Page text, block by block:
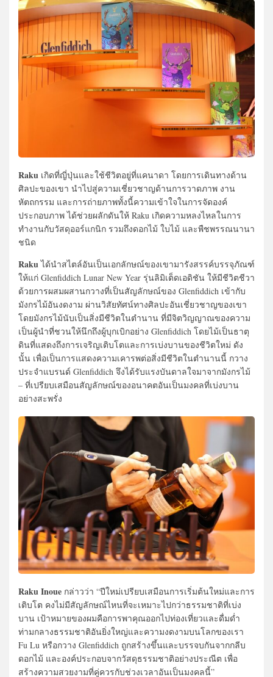
Raku เกิดที่ญี่ปุ่นและใช้ชีวิตอยู่ที่แคนาดา โดยการเดินทางด้าน
ศิลปะของเขา นำไปสู่ความเชี่ยวชาญด้านการวาดภาพ งาน
หัตถกรรม และการถ่ายภาพทั้งนี้ความเข้าใจในการจัดองค์
ประกอบภาพ ได้ช่วยผลักดันให้ Raku เกิดความหลงไหลในการ
ทำงานกับวัสดุออร์แกนิก รวมถึงดอกไม้ ใบไม้ และพืชพรรณนานา
ชนิด
Rakuได้นำสไตล์อันเป็นเอกลักษณ์ของเขามารังสรรค์บรรจุภัณฑ์
ให้แก่ Glenfiddich Lunar New Year รุ่นลิมิเต็ดเอดิชัน ให้มีชีวิตชีวา
ด้วยการผสมผสานกวางที่เป็นสัญลักษณ์ของ Glenfiddich เข้ากับ
มังกรไม้อันงดงาม ผ่านวิสัยทัศน์ทางศิลปะอันเชี่ยวชาญของเขา
โดยมังกรไม้นับเป็นสิ่งมีชีวิตในตำนาน ที่มีจิตวิญญาณของความ
เป็นผู้นำที่ชวนให้นึกถึงผู้บุกเบิกอย่าง Glenfiddich โดยไม้เป็นธาตุ
ดินที่แสดงถึงการเจริญเติบโตและการเบ่งบานของชีวิตใหม่ ดัง
นั้น เพื่อเป็นการแสดงความเคารพต่อสิ่งมีชีวิตในตำนานนี้ กวาง
ประจำแบรนด์ Glenfiddich จึงได้รับแรงบันดาลใจมาจากมังกรไม้
– ที่เปรียบเสมือนสัญลักษณ์ของอนาคตอันเป็นมงคลที่เบ่งบาน
อย่างสะพรั่ง
Raku Inoue กล่าวว่า “ปีใหม่เปรียบเสมือนการเริ่มต้นใหม่และการ
เติบโต คงไม่มีสัญลักษณ์ไหนที่จะเหมาะไปกว่าธรรมชาติที่เบ่ง
บาน เป้าหมายของผมคือการพาคุณออกไปท่องเที่ยวและดื่มด่ำ
ท่ามกลางธรรมชาติอันยิ่งใหญ่และความงดงามบนโลกของเรา
Fu Lu หรือกวาง Glenfiddich ถูกสร้างขึ้นและบรรจบกันจากกลีบ
ดอกไม้ และองค์ประกอบจากวัสดุธรรมชาติอย่างประณีต เพื่อ
สร้างความสวยงามที่คู่ควรกับช่วงเวลาอันเป็นมงคลนี้”